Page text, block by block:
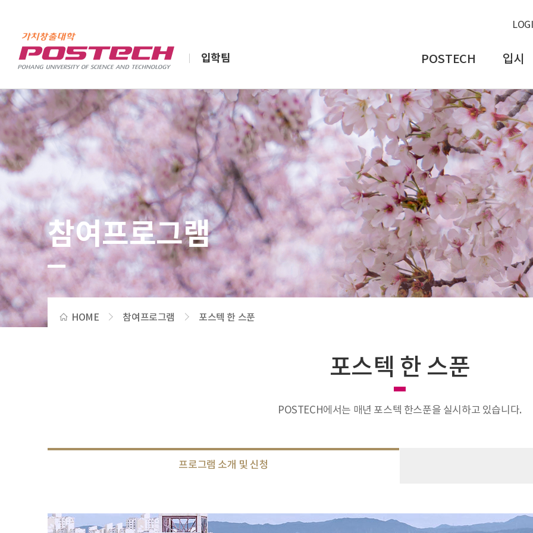
입학팀 POSTECH 입시
참여프로그램
HOME 참여프로그램 포스텍 한 스푼
포스텍 한 스푼
POSTECH에서는 매년 포스텍 한스푼을 실시하고 있습니다.
프로그램 소개 및 신청